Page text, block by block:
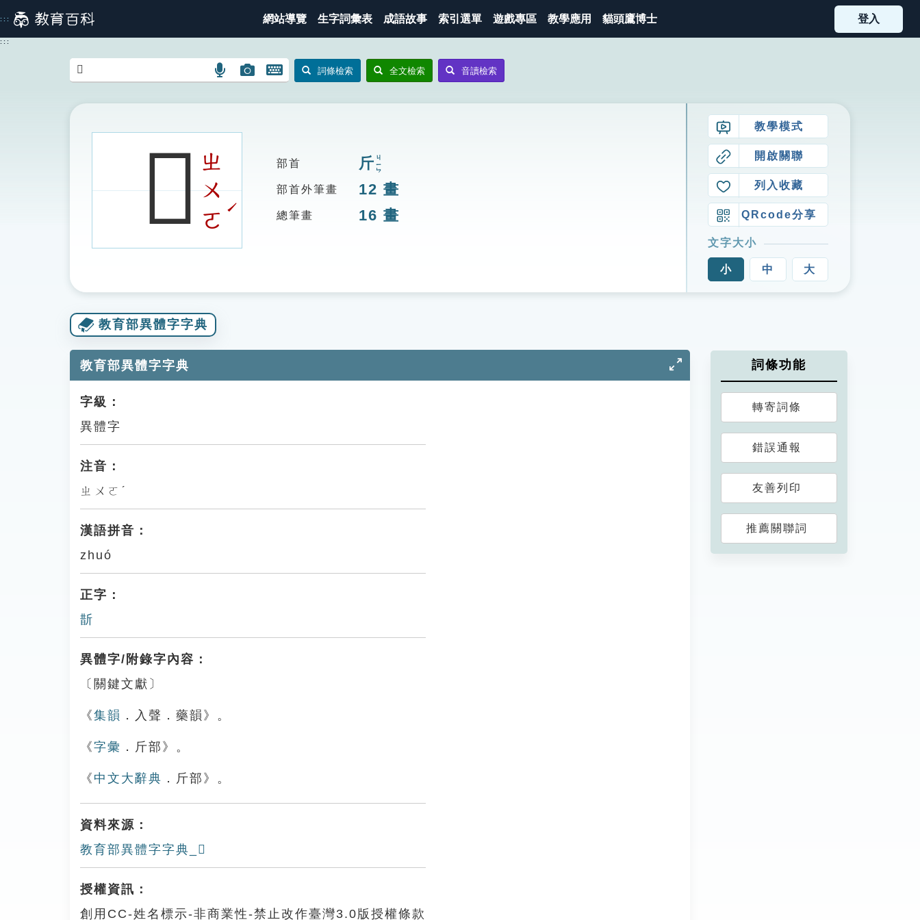
到
主
::: 網站導覽 生字詞彙表 成語故事 索引選單 遊戲專區 教學應用 貓頭鷹博士 登入
:::
語
搜
圖
圖
搜
開
鍵
詞條檢索 全文檢索 音讀檢索
𣃀ㄓ
ㄨ
ㄛ
ˊ
部首 斤ㄐㄧㄣ
部首外筆畫 12 畫
總筆畫 16 畫
教學模式
開啟關聯
列入收藏
QRcode分享
文字大小
小 中 大
教育部異體字字典
教育部異體字字典
字級：
異體字
注音：
ㄓㄨㄛˊ
漢語拼音：
zhuó
正字：
斮
異體字/附錄字內容：
〔關鍵文獻〕
《集韻 ．入聲．藥韻》。
《字彙 ．斤部》。
《 中文大辭典 ．斤部》。
資料來源：
教育部異體字字典_𣃀
授權資訊：
創用CC-姓名標示-非商業性-禁止改作臺灣3.0版授權條款
詞條功能
轉寄詞條
錯誤通報
友善列印
推薦關聯詞